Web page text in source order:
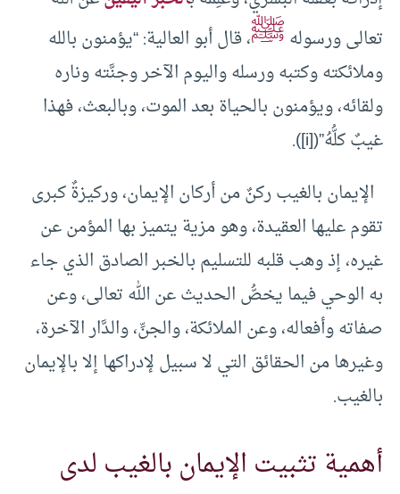
تعالى ورسولهﷺ، قال أبو العالية: “يؤمنون بالله
وملائكته وكتبه ورسله واليوم الآخر وجنَّته وناره
ولقائه، ويؤمنون بالحياة بعد الموت، وبالبعث، فهذا
غيبٌ كلُّهُ”([i]).
الإيمان بالغيب ركنٌ من أركان الإيمان، وركيزةٌ كبرى
تقوم عليها العقيدة، وهو مزية يتميز بها المؤمن عن
غيره، إذ وهب قلبه للتسليم بالخبر الصادق الذي جاء
به الوحي فيما يخصُّ الحديث عن الله تعالى، وعن
صفاته وأفعاله، وعن الملائكة، والجنِّ، والدَّار الآخرة،
وغيرها من الحقائق التي لا سبيل لإدراكها إلا بالإيمان
بالغيب.
أهمية تثبيت الإيمان بالغيب لدى